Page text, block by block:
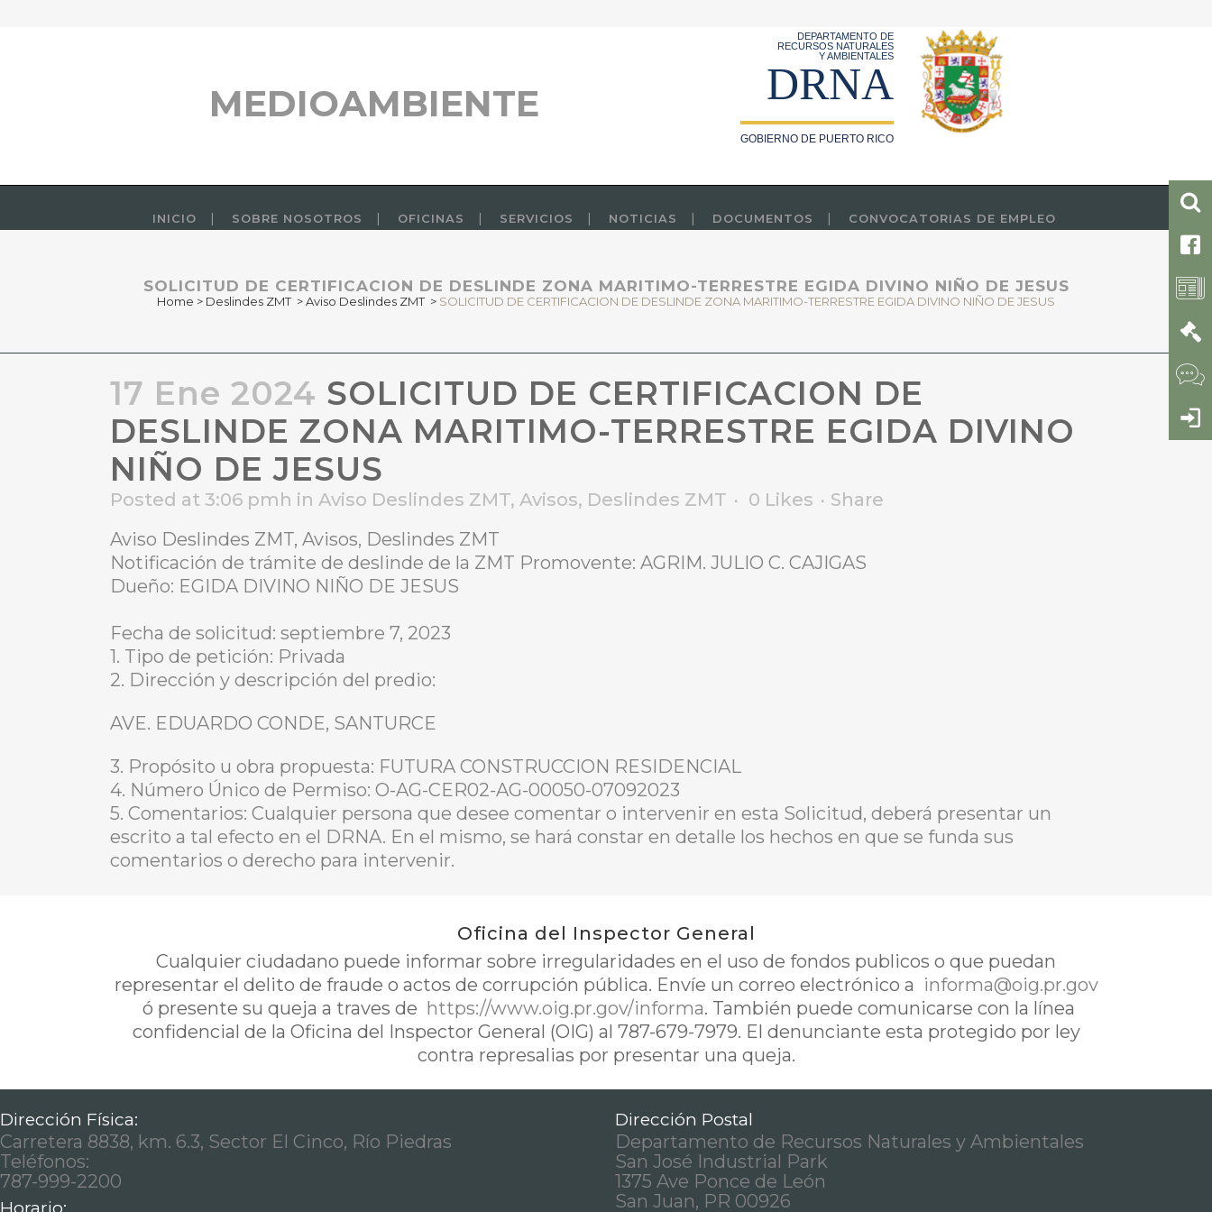
MEDIOAMBIENTE
DEPARTAMENTO DE
RECURSOS NATURALES
Y AMBIENTALES
DRNA
GOBIERNO DE PUERTO RICO
INICIO SOBRE NOSOTROS OFICINAS SERVICIOS NOTICIAS DOCUMENTOS CONVOCATORIAS DE EMPLEO
SOLICITUD DE CERTIFICACION DE DESLINDE ZONA MARITIMO-TERRESTRE EGIDA DIVINO NIÑO DE JESUS
Home > Deslindes ZMT >Aviso Deslindes ZMT > SOLICITUD DE CERTIFICACION DE DESLINDE ZONA MARITIMO-TERRESTRE EGIDA DIVINO NIÑO DE JESUS
17 Ene 2024 SOLICITUD DE CERTIFICACION DE
DESLINDE ZONA MARITIMO-TERRESTRE EGIDA DIVINO
NIÑO DE JESUS
Posted at 3:06 pmh in Aviso Deslindes ZMT, Avisos, Deslindes ZMT 0 Likes
Share
Aviso Deslindes ZMT, Avisos, Deslindes ZMT
Notificación de trámite de deslinde de la ZMT Promovente: AGRIM. JULIO C. CAJIGAS
Dueño: EGIDA DIVINO NIÑO DE JESUS
Fecha de solicitud: septiembre 7, 2023
1. Tipo de petición: Privada
2. Dirección y descripción del predio:
AVE. EDUARDO CONDE, SANTURCE
3. Propósito u obra propuesta: FUTURA CONSTRUCCION RESIDENCIAL
4. Número Único de Permiso: O-AG-CER02-AG-00050-07092023
5. Comentarios: Cualquier persona que desee comentar o intervenir en esta Solicitud, deberá presentar un
escrito a tal efecto en el DRNA. En el mismo, se hará constar en detalle los hechos en que se funda sus
comentarios o derecho para intervenir.
Oficina del Inspector General
Cualquier ciudadano puede informar sobre irregularidades en el uso de fondos publicos o que puedan
representar el delito de fraude o actos de corrupción pública. Envíe un correo electrónico a informa@oig.pr.gov
ó presente su queja a traves de https://www.oig.pr.gov/informa. También puede comunicarse con la línea
confidencial de la Oficina del Inspector General (OIG) al 787-679-7979. El denunciante esta protegido por ley
contra represalias por presentar una queja.
Dirección Física:
Carretera 8838, km. 6.3, Sector El Cinco, Río Piedras
Teléfonos:
787-999-2200
Dirección Postal
Departamento de Recursos Naturales y Ambientales
San José Industrial Park
1375 Ave Ponce de León
San Juan, PR 00926